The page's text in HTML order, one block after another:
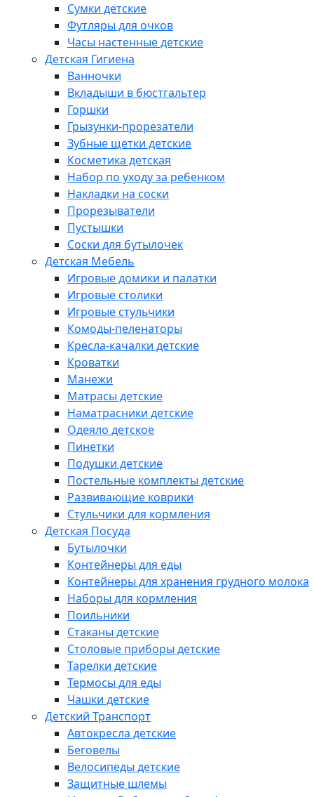
Сумки детские
Футляры для очков
Часы настенные детские
Детская Гигиена
Ванночки
Вкладыши в бюстгальтер
Горшки
Грызунки-прорезатели
Зубные щетки детские
Косметика детская
Набор по уходу за ребенком
Накладки на соски
Прорезыватели
Пустышки
Соски для бутылочек
Детская Мебель
Игровые домики и палатки
Игровые столики
Игровые стульчики
Комоды-пеленаторы
Кресла-качалки детские
Кроватки
Манежи
Матрасы детские
Наматрасники детские
Одеяло детское
Пинетки
Подушки детские
Постельные комплекты детские
Развивающие коврики
Стульчики для кормления
Детская Посуда
Бутылочки
Контейнеры для еды
Контейнеры для хранения грудного молока
Наборы для кормления
Поильники
Стаканы детские
Столовые приборы детские
Тарелки детские
Термосы для еды
Чашки детские
Детский Транспорт
Автокресла детские
Беговелы
Велосипеды детские
Защитные шлемы